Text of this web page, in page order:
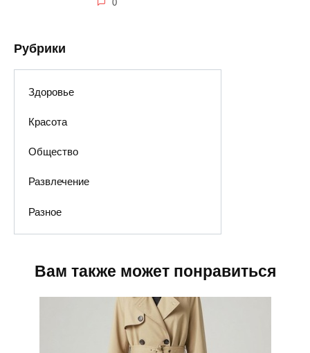
0
Рубрики
Здоровье
Красота
Общество
Развлечение
Разное
Вам также может понравиться